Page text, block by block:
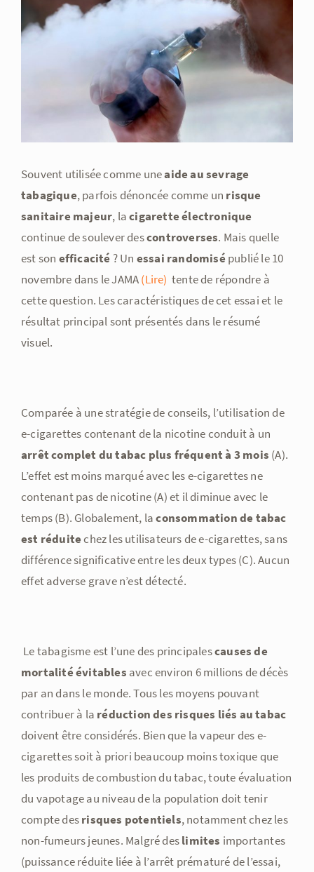
agrandie
Souvent utilisée comme uneaide au sevrage
tabagique, parfois dénoncée comme un risque
sanitaire majeur, lacigarette électronique
continue de soulever descontroverses. Mais quelle
est son efficacité ?Un essai randomisé publié le 10
novembre dans le JAMA(Lire) tente de répondre à
cette question. Les caractéristiques de cet essai et le
résultat principal sont présentés dans le résumé
visuel.
Comparée à une stratégie de conseils, l’utilisation de
e-cigarettes contenant de la nicotine conduit à un
arrêt complet du tabac plus fréquent à 3 mois (A).
L’effet est moins marqué avec les e-cigarettes ne
contenant pas de nicotine (A) et il diminue avec le
temps (B). Globalement, laconsommation de tabac
est réduitechez les utilisateurs de e-cigarettes, sans
différence significative entre les deux types (C). Aucun
effet adverse grave n’est détecté.
Le tabagisme est l’une des principalescauses de
mortalité évitables avec environ 6 millions de décès
par an dans le monde. Tous les moyens pouvant
contribuer à la réduction des risques liés au tabac
doivent être considérés. Bien que la vapeur des e-
cigarettes soit à priori beaucoup moins toxique que
les produits de combustion du tabac, toute évaluation
du vapotage au niveau de la population doit tenir
compte desrisques potentiels, notamment chez les
non-fumeurs jeunes. Malgré deslimites importantes
(puissance réduite liée à l’arrêt prématuré de l’essai,